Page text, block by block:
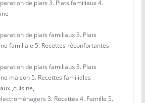
de plats 3. Plats familiaux 4.
de plats familiaux 3. Plats
familiale 5. Recettes réconfortantes
de plats familiaux 3. Plats
maison 5. Recettes familiales
,cuisine,
3. Recettes 4. Famille 5.